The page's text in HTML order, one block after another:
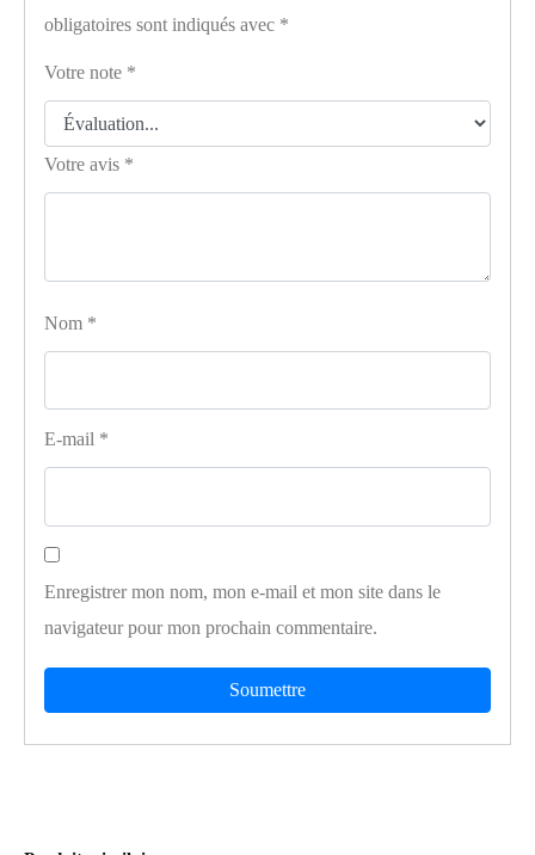
obligatoires sont indiqués avec *
Votre note *
Votre avis *
Nom *
E-mail *
Enregistrer mon nom, mon e-mail et mon site dans le
navigateur pour mon prochain commentaire.